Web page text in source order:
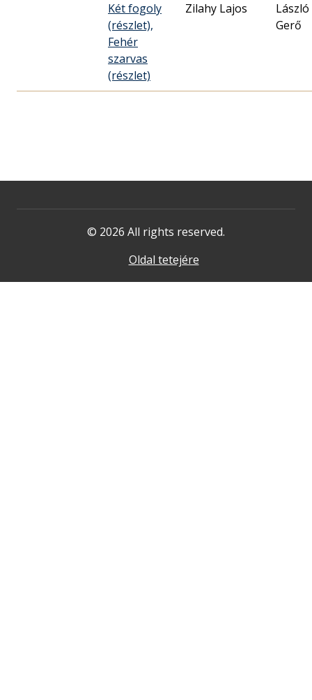
Két fogoly
(részlet),
Fehér
szarvas
(részlet)
Zilahy Lajos
László
Gerő
© 2026 All rights reserved.
Oldal tetejére